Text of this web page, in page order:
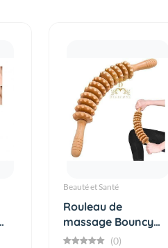
Beauté et Santé
Rouleau de
massage Bouncy
Premium au des...
(0)